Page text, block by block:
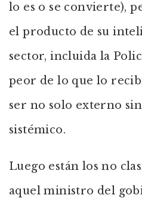
lo es o se convierte),
el producto de su
sector, incluida la
peor de lo que lo
ser no solo externo
sistémico.
Luego están los no
aquel ministro del